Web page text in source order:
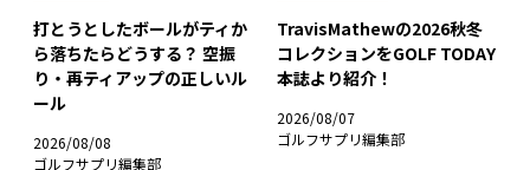
打とうとしたボールがティか
ら落ちたらどうする？ 空振
り・再ティアップの正しいル
ール
2026/08/08
ゴルフサプリ編集部
TravisMathewの2026秋冬
コレクションをGOLF TODAY
本誌より紹介！
2026/08/07
ゴルフサプリ編集部